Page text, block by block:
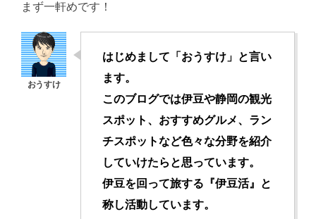
まず一軒めです！
はじめまして「おうすけ」と言い
ます。
このブログでは伊豆や静岡の観光
スポット、おすすめグルメ、ラン
チスポットなど色々な分野を紹介
していけたらと思っています。
伊豆を回って旅する『伊豆活』と
称し活動しています。